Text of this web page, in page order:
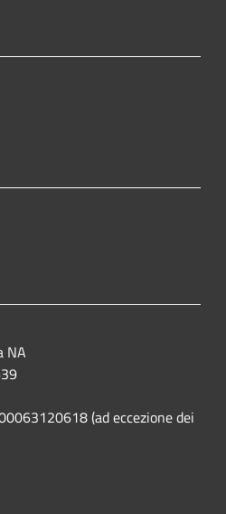
NA
(ad eccezione dei